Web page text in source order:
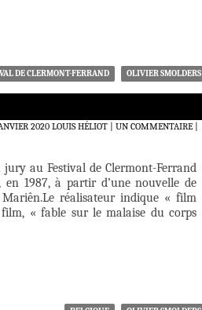
DE CLERMONT-FERRAND OLIVIER SMOLDERS
2020 LOUIS HÉLIOT UN COMMENTAIRE|
jury au Festival de Clermont-Ferrand
1987, à partir d’une nouvelle de
réalisateur indique « film
« fable sur le malaise du corps